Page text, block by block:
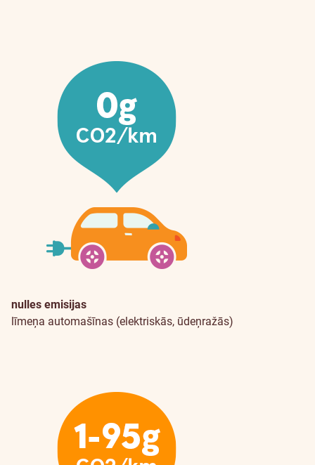
nulles emisijas
līmeņa automašīnas (elektriskās, ūdeņražās)